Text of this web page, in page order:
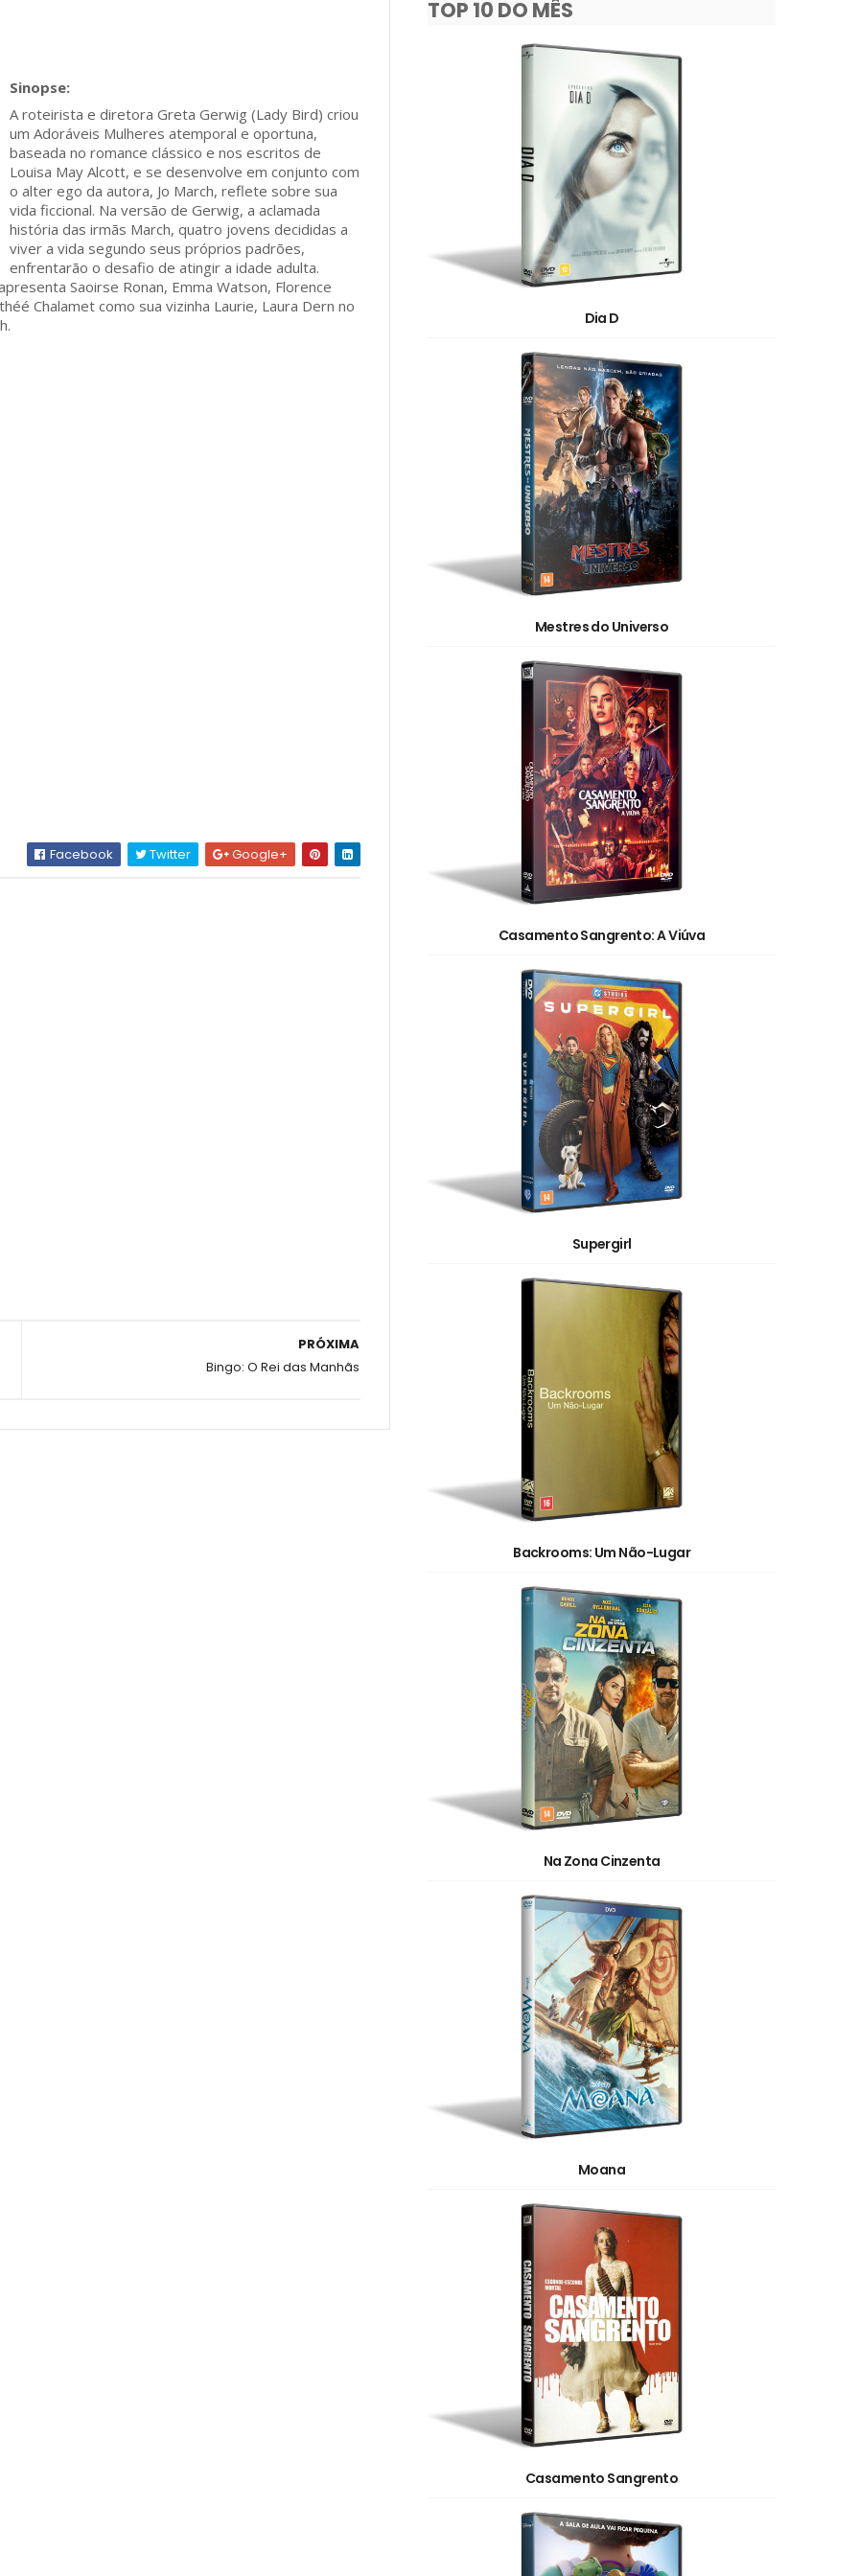
A roteirista e diretora Greta Gerwig (Lady Bird) criou
um Adoráveis Mulheres atemporal e oportuna,
baseada no romance clássico e nos escritos de
Louisa May Alcott, e se desenvolve em conjunto com
o alter ego da autora, Jo March, reflete sobre sua
vida ficcional. Na versão de Gerwig, a aclamada
história das irmãs March, quatro jovens decididas a
viver a vida segundo seus próprios padrões,
enfrentarão o desafio de atingir a idade adulta.
Saoirse Ronan, Emma Watson, Florence
Chalamet como sua vizinha Laurie, Laura Dern no
Facebook Twitter Google+
PRÓXIMA
Bingo: O Rei das Manhãs
TOP 10 DO MÊS
Dia D
Mestres do Universo
Casamento Sangrento: A Viúva
Supergirl
Backrooms: Um Não-Lugar
Na Zona Cinzenta
Moana
Casamento Sangrento